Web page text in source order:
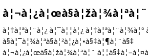
à¦¬à¦¿à¦œà§à¦žà¦¾à¦ªà¦¨
à¦†à¦ªà¦¨à¦¿ à¦¯à¦¦à¦¿ à¦†à¦ªà¦¨à¦¾à¦°
à§à¦¯à¦¾à¦ªà§à¦²à¦¿à¦•à§‡à¦¶à¦¨à§‡
à¦¬à¦¿à¦œà§à¦žà¦¾à¦ªà¦¨